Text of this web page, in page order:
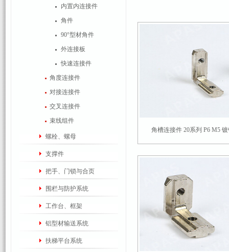
内置内连接件
角件
90°型材角件
外连接板
快速连接件
角度连接件
对接连接件
交叉连接件
束线组件
螺栓、螺母
支撑件
把手、门锁与合页
围栏与防护系统
工作台、框架
铝型材输送系统
扶梯平台系统
角槽连接件 20系列 P6 M5